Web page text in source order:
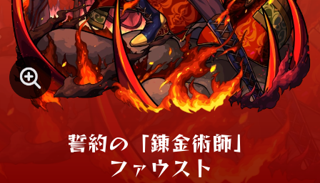
誓約の「錬金術師」
ファウスト